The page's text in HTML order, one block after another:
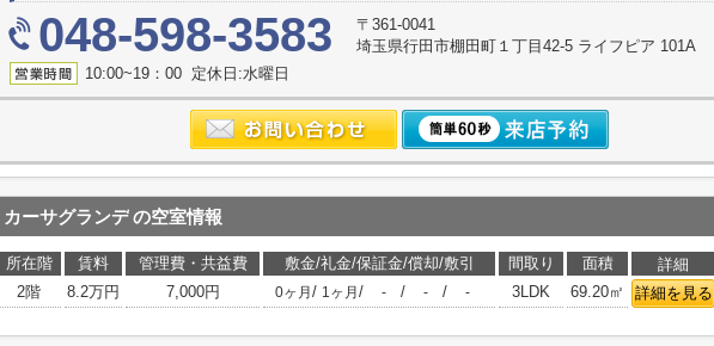
048-598-3583
〒361-0041
埼玉県行田市棚田町１丁目42-5 ライフピア 101A
10:00~19：00 定休日:水曜日
カーサグランデの空室情報
所在階 賃料 管理費・共益費 敷金/礼金/保証金/償却/敷引 間取り 面積 詳細
2階
8.2万円 7,000円 0ヶ月 / 1ヶ月 / - / - / - 3LDK 69.20㎡ 詳細を見る